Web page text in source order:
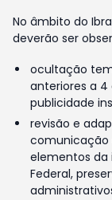
No âmbito do
deverão ser
ocultação
anteriores a 4
publicidade
revisão e
comunicação
elementos da
Federal,